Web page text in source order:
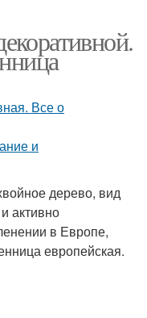
дерево, вид
активно
в Европе,
европейская.